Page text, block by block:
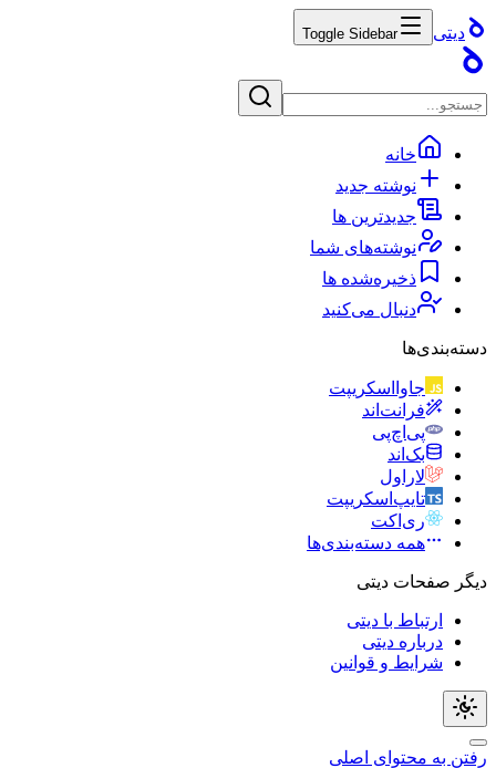
دیتی Toggle Sidebar
خانه
نوشته جدید
جدیدترین ها
نوشته‌های شما
ذخیره‌شده ها
دنبال می‌کنید
دسته‌بندی‌ها
جاوااسکریپت
فرانت‌اند
پی‌اچ‌پی
بک‌اند
لاراول
تایپ‌اسکریپت
ری‌اکت
همه دسته‌بندی‌ها
دیگر صفحات دیتی
ارتباط با دیتی
درباره دیتی
شرایط و قوانین
رفتن به محتوای اصلی